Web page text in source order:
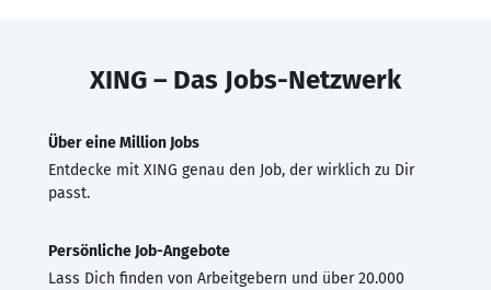
XING – Das Jobs-Netzwerk
Über eine Million Jobs
Entdecke mit XING genau den Job, der wirklich zu Dir
passt.
Persönliche Job-Angebote
Lass Dich finden von Arbeitgebern und über 20.000